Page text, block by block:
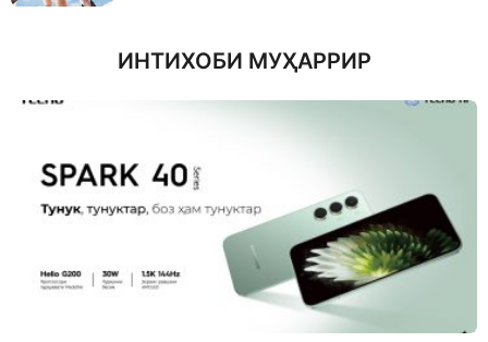
ИНТИХОБИ МУҲАРРИР